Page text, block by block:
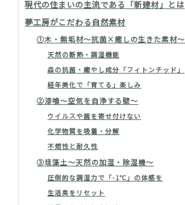
現代の住まいの主流である「新建材」とは
夢工房がこだわる自然素材
①木・無垢材～抗菌×癒しの生きた素材～
天然の断熱・調湿機能
森の抗菌・癒やし成分「フィトンチッド」
経年美化で「育てる」楽しみ
②漆喰～空気を自浄する壁～
ウイルスや菌を寄せ付けない
化学物質を吸着・分解
不燃性と耐久性
③珪藻土～天然の加湿・除湿機～
圧倒的な調湿力で「-1℃」の体感を
生活臭をリセット